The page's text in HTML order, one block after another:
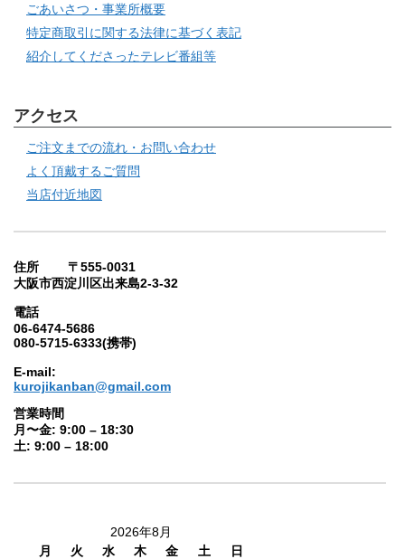
ごあいさつ・事業所概要
特定商取引に関する法律に基づく表記
紹介してくださったテレビ番組等
アクセス
ご注文までの流れ・お問い合わせ
よく頂戴するご質問
当店付近地図
住所 〒555-0031
大阪市西淀川区出来島2-3-32
電話
06-6474-5686
080-5715-6333(携帯)
E-mail:
kurojikanban@gmail.com
営業時間
月〜金: 9:00 – 18:30
土: 9:00 – 18:00
2026年8月
月
火 水 木 金 土
日